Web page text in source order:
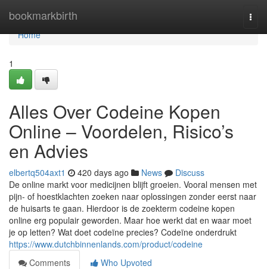
bookmarkbirth
Home
Home
1
Alles Over Codeine Kopen
Online – Voordelen, Risico’s
en Advies
elbertq504axt1 420 days ago News
Discuss
De online markt voor medicijnen blijft groeien. Vooral mensen met
pijn- of hoestklachten zoeken naar oplossingen zonder eerst naar
de huisarts te gaan. Hierdoor is de zoekterm codeine kopen
online erg populair geworden. Maar hoe werkt dat en waar moet
je op letten? Wat doet codeïne precies? Codeïne onderdrukt
https://www.dutchbinnenlands.com/product/codeine
Comments
Who Upvoted